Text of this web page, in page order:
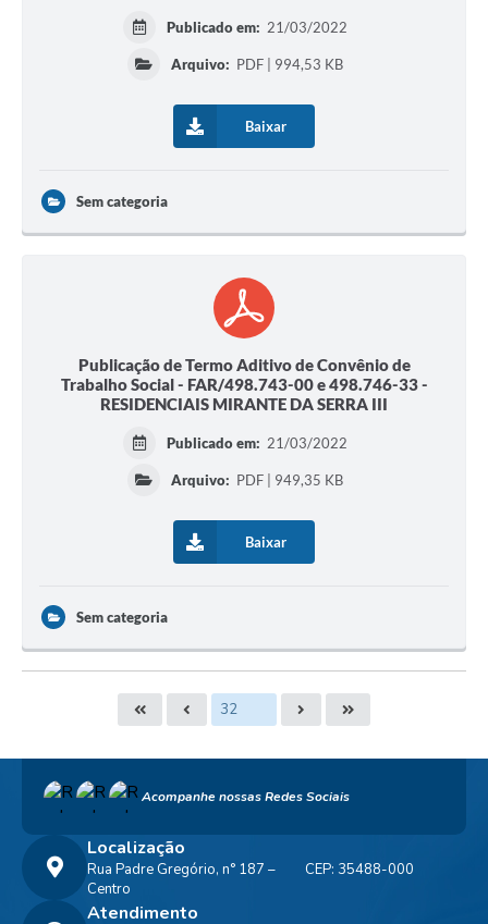
Publicado em: 21/03/2022
Arquivo: PDF | 994,53 KB
Baixar
Sem categoria
Publicação de Termo Aditivo de Convênio de
Trabalho Social - FAR/498.743-00 e 498.746-33 -
RESIDENCIAIS MIRANTE DA SERRA III
Publicado em: 21/03/2022
Arquivo: PDF | 949,35 KB
Baixar
Sem categoria
Acompanhe nossas Redes Sociais
Localização
Rua Padre Gregório, n° 187 –
Centro
CEP: 35488-000
Atendimento